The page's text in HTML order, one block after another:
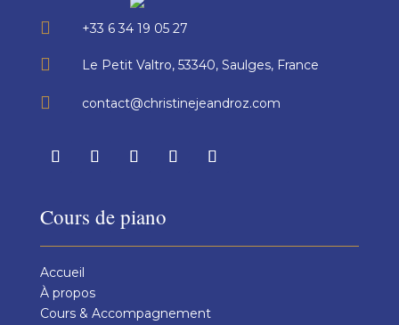
 +33 6 34 19 05 27
 Le Petit Valtro, 53340, Saulges, France
 contact@christinejeandroz.com
Cours de piano
Accueil
À propos
Cours & Accompagnement